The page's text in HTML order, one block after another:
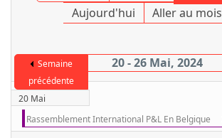
Aujourd'hui
Aller au mois
Semaine
précédente
20 - 26 Mai, 2024
20 Mai
Rassemblement International P&L En Belgique